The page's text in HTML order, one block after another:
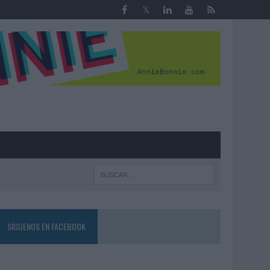
SÍGUENOS EN FACEBOOK